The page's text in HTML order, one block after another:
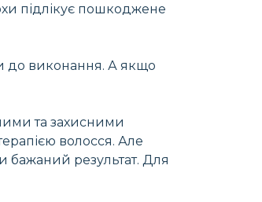
підлікує пошкоджене
до виконання. А якщо
та захисними
волосся. Але
бажаний результат. Для